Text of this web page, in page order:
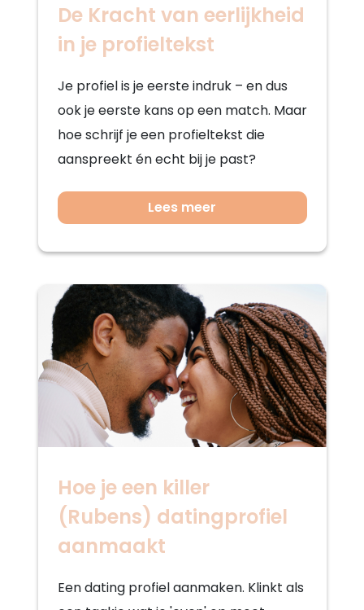
De Kracht van eerlijkheid
in je profieltekst
Je profiel is je eerste indruk – en dus
ook je eerste kans op een match. Maar
hoe schrijf je een profieltekst die
aanspreekt én echt bij je past?
Lees meer
Hoe je een killer
(Rubens) datingprofiel
aanmaakt
Een dating profiel aanmaken. Klinkt als